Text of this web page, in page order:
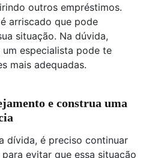
outros empréstimos.
arriscado que pode
situação. Na dúvida,
especialista pode te
mais adequadas.
e construa uma
dívida, é preciso continuar
evitar que essa situação